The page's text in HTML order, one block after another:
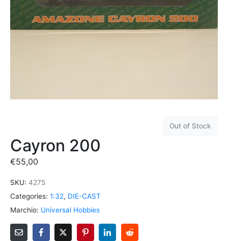
Out of Stock
Cayron 200
€55,00
SKU: 4275
Categories: 1:32, DIE-CAST
Marchio: Universal Hobbies